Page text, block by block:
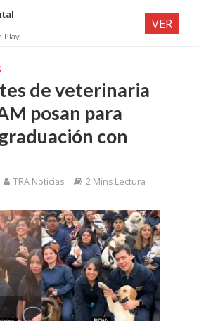
de veterinaria
posan para
con
TRA Noticias 2 Mins Lectura
Play
VER